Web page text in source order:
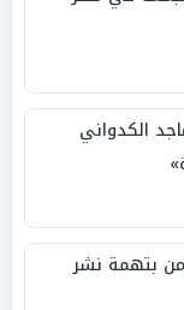
الكدواني
بتهمة نشر